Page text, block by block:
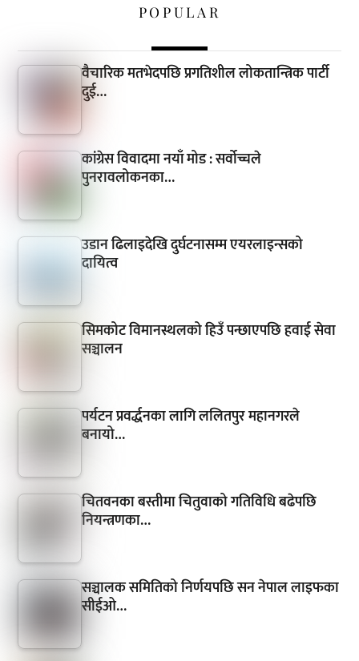
POPULAR
वैचारिक मतभेदपछि प्रगतिशील लोकतान्त्रिक पार्टी
दुई…
कांग्रेस विवादमा नयाँ मोड : सर्वोच्चले
पुनरावलोकनका…
उडान ढिलाइदेखि दुर्घटनासम्म एयरलाइन्सको
दायित्व
सिमकोट विमानस्थलको हिउँ पन्छाएपछि हवाई सेवा
सञ्चालन
पर्यटन प्रवर्द्धनका लागि ललितपुर महानगरले
बनायो…
चितवनका बस्तीमा चितुवाको गतिविधि बढेपछि
नियन्त्रणका…
सञ्चालक समितिको निर्णयपछि सन नेपाल लाइफका
सीईओ…